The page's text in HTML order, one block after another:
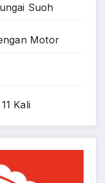
Suoh
Motor
Kali